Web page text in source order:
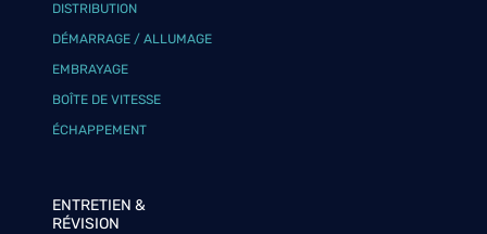
DISTRIBUTION
DÉMARRAGE / ALLUMAGE
EMBRAYAGE
BOÎTE DE VITESSE
ÉCHAPPEMENT
ENTRETIEN &
RÉVISION